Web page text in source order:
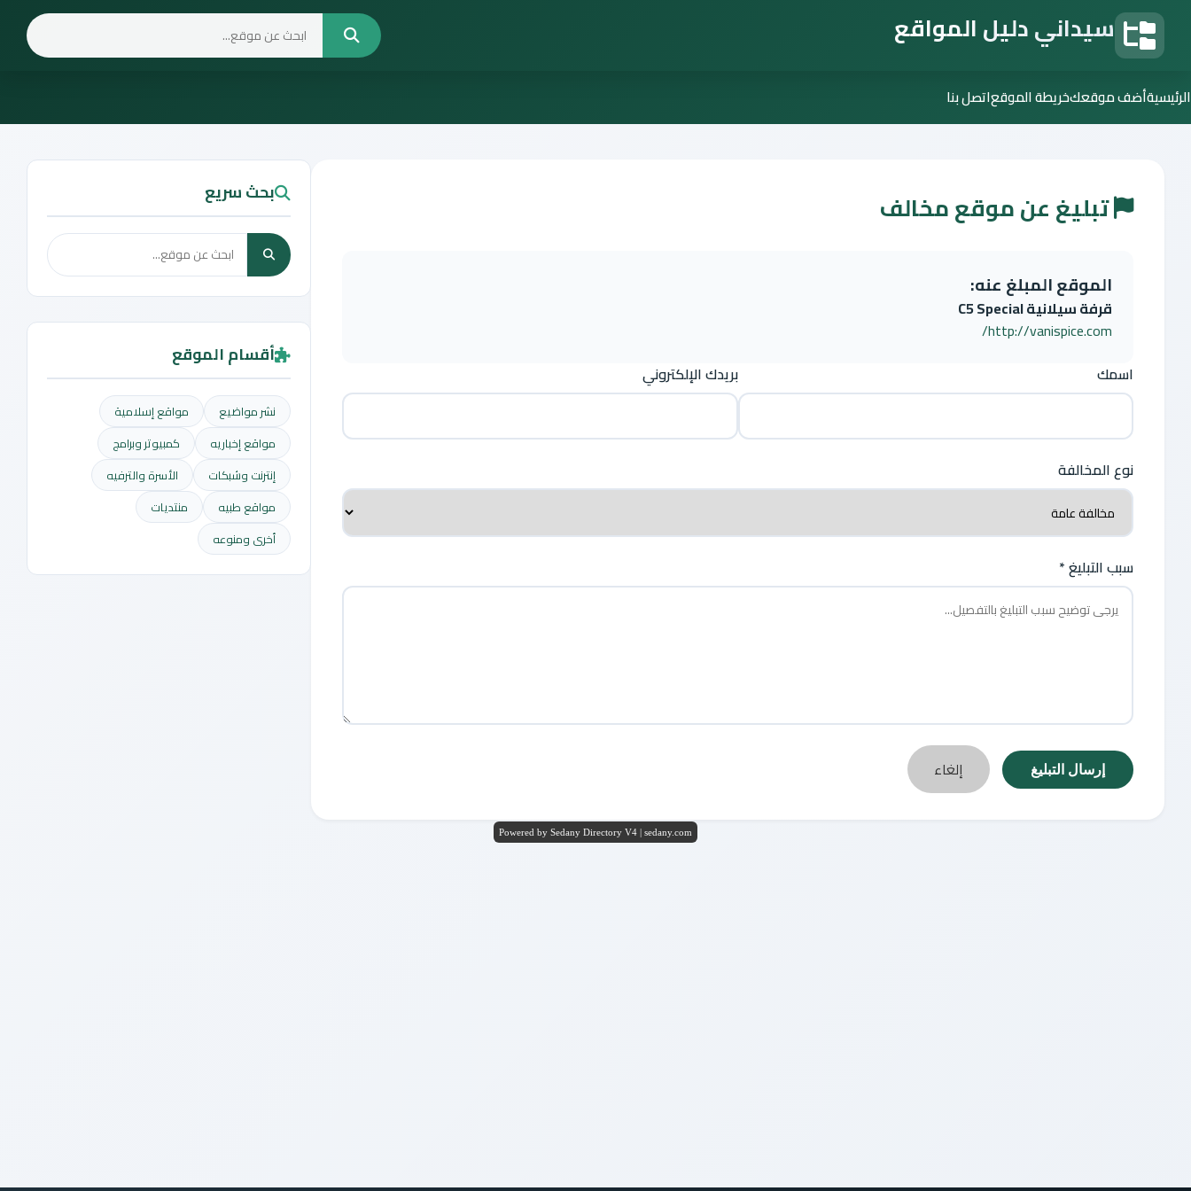
سيداني دليل المواقع
الرئيسيةأضف موقعكخريطة الموقعاتصل بنا
تبليغ عن موقع مخالف
الموقع المبلغ عنه:
قرفة سيلانية C5 Special
http://vanispice.com/
اسمك
بريدك الإلكتروني
نوع المخالفة
سبب التبليغ *
إرسال التبليغ إلغاء
بحث سريع
أقسام الموقع
نشر مواضيع
مواقع إسلامية
مواقع إخباريه
كمبيوتر وبرامج
إنترنت وشبكات
الأسرة والترفيه
مواقع طبيه
منتديات
أخرى ومنوعه
Powered by Sedany Directory V4 | sedany.com